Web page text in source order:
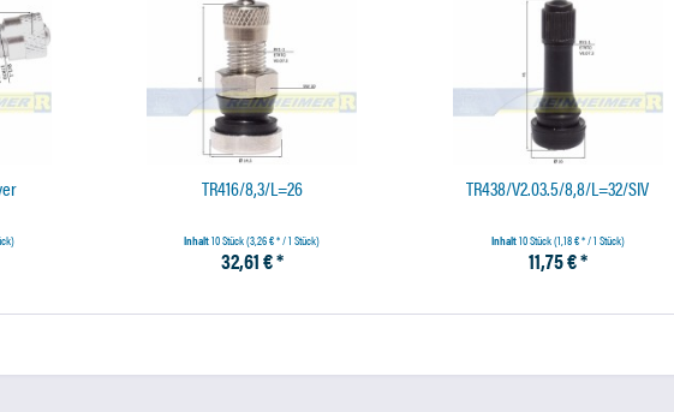
TR416/8,3/L=26
Inhalt10 Stück(3,26 € * / 1 Stück)
32,61 € *
TR438/V2.03.5/8,8/L=32/SIV
Inhalt10 Stück(1,18 € * / 1 Stück)
11,75 € *